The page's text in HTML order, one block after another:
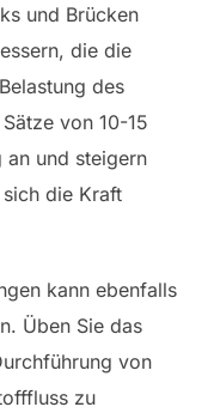
und Brücken
die die
des
von 10-15
und steigern
die Kraft
kann ebenfalls
Üben Sie das
von
zu